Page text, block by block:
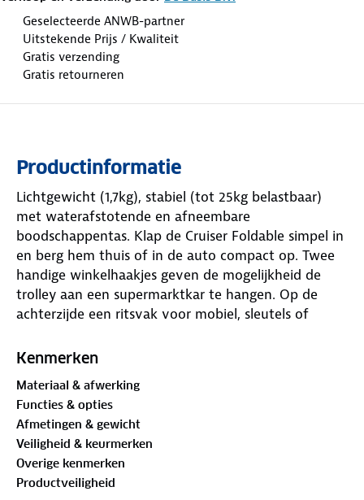
Geselecteerde ANWB-partner
Uitstekende Prijs / Kwaliteit
Gratis verzending
Gratis retourneren
Productinformatie
Lichtgewicht (1,7kg), stabiel (tot 25kg belastbaar)
met waterafstotende en afneembare
boodschappentas. Klap de Cruiser Foldable simpel in
en berg hem thuis of in de auto compact op. Twee
handige winkelhaakjes geven de mogelijkheid de
trolley aan een supermarktkar te hangen. Op de
achterzijde een ritsvak voor mobiel, sleutels of
gemonteerd geleverd. Klik alleen zelf de wielen
Supersimpel in- en uitklappen: in 5 seconden
klaar voor gebruik
1.) Klap de trolley open met twee schuifjes aan de
zijkanten. 2.) Klap hierna het onderstel uit tot je een
‘klikje’ voelt. Klaar! In 5 seconden ben je helemaal
Kenmerken
Materiaal & afwerking
Functies & opties
Afmetingen & gewicht
Veiligheid & keurmerken
Overige kenmerken
Productveiligheid